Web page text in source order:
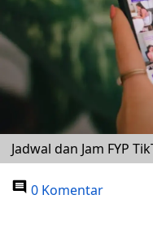
Jadwal dan Jam FYP
0 Komentar